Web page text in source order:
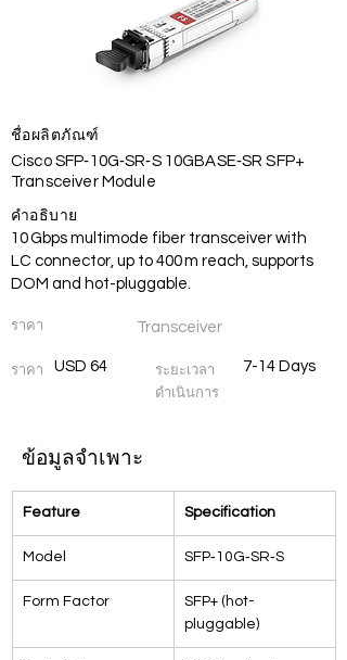
ชื่อผลิตภัณฑ์
Cisco SFP‑10G‑SR‑S 10GBASE‑SR SFP+
Transceiver Module
คำอธิบาย
10 Gbps multimode fiber transceiver with
LC connector, up to 400 m reach, supports
DOM and hot-pluggable.
ราคา Transceiver
ราคา USD 64
ระยะเวลา
ดำเนินการ
7-14 Days
ข้อมูลจำเพาะ
Feature Specification
Model SFP‑10G‑SR‑S
Form Factor
SFP+ (hot-
pluggable)